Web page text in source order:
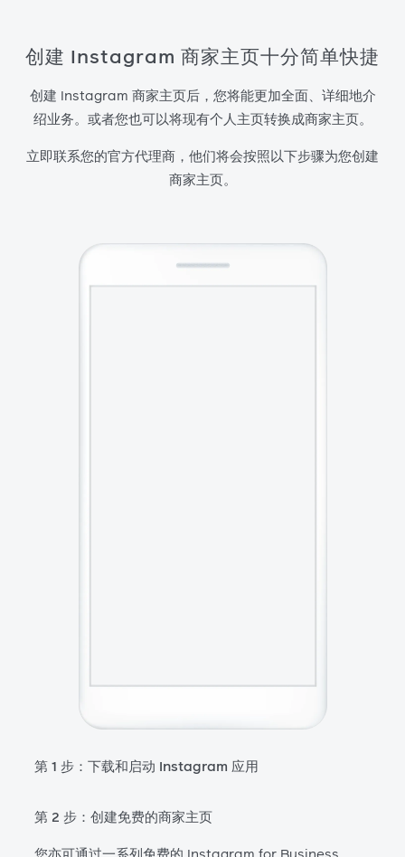
创建 Instagram 商家主页十分简单快捷
创建 Instagram 商家主页后，您将能更加全面、详细地介
绍业务。或者您也可以将现有个人主页转换成商家主页。
立即联系您的官方代理商，他们将会按照以下步骤为您创建
商家主页。
第 1 步：下载和启动 Instagram 应用
第 2 步：创建免费的商家主页
您亦可通过一系列免费的 Instagram for Business